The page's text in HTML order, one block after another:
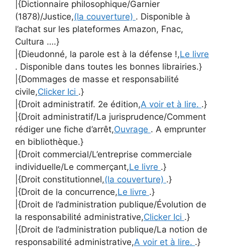
|{Dictionnaire philosophique/Garnier
(1878)/Justice,(la couverture) . Disponible à
l’achat sur les plateformes Amazon, Fnac,
Cultura ….}
|{Dieudonné, la parole est à la défense !,Le livre
. Disponible dans toutes les bonnes librairies.}
|{Dommages de masse et responsabilité
civile,Clicker Ici .}
|{Droit administratif. 2e édition,A voir et à lire. .}
|{Droit administratif/La jurisprudence/Comment
rédiger une fiche d’arrêt,Ouvrage . A emprunter
en bibliothèque.}
|{Droit commercial/L’entreprise commerciale
individuelle/Le commerçant,Le livre .}
|{Droit constitutionnel,(la couverture) .}
|{Droit de la concurrence,Le livre .}
|{Droit de l’administration publique/Évolution de
la responsabilité administrative,Clicker Ici .}
|{Droit de l’administration publique/La notion de
responsabilité administrative,A voir et à lire. .}